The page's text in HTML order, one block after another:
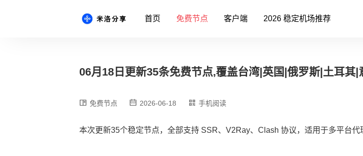
首页 免费节点 客户端 2026 稳定机场推荐
06月18日更新35条免费节点,覆盖台湾|英国|俄罗斯|土耳
免费节点 2026-06-18 手机阅读
本次更新35个稳定节点，全部支持 SSR、V2Ray、Clash 协议，适用于多平台代